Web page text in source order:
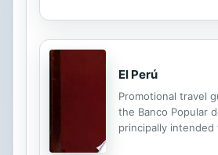
de las cuales fue
de los "usos y
materia electoral.
nombramiento de
legislación electoral
que creó una nueva
normativa y
El Perú
Promotional travel
the Banco Popular
principally intended